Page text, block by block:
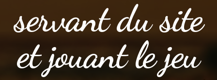
servant du site
et jouant le jeu